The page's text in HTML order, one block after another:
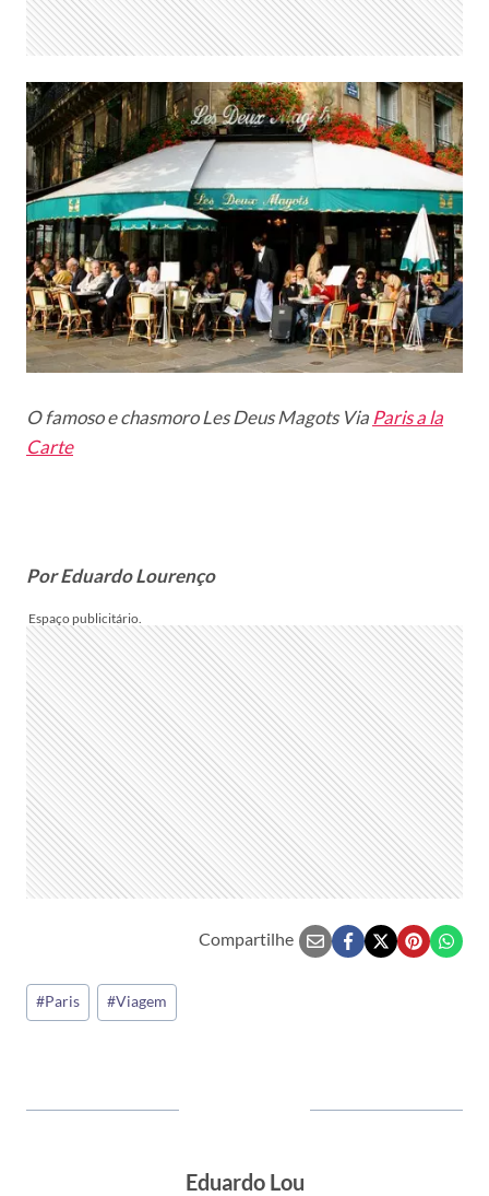
O famoso e chasmoro Les Deus Magots Via Paris a la
Carte
Por Eduardo Lourenço
Compartilhe
Tags
do
#Paris #Viagem
Eduardo Lou